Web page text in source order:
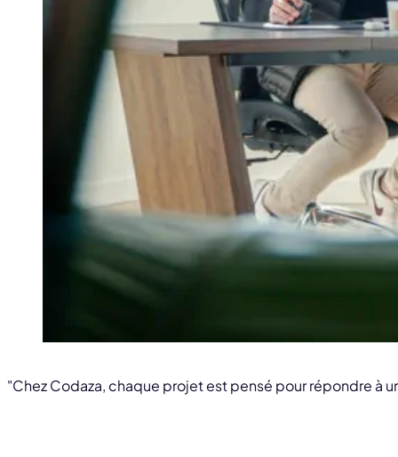
"Chez Codaza, chaque projet est pensé pour répondre